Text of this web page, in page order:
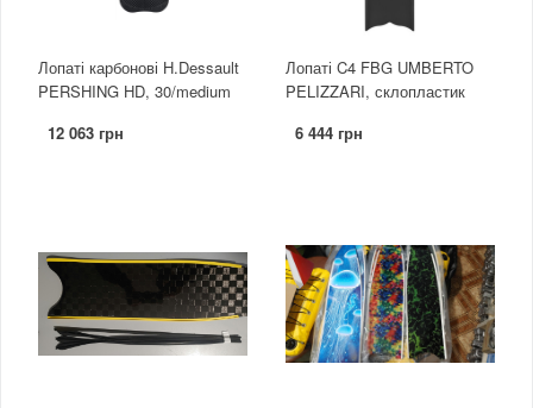
Лопаті карбонові H.Dessault
PERSHING HD, 30/medium
12 063 грн
Лопаті C4 FBG UMBERTO
PELIZZARI, склопластик
6 444 грн